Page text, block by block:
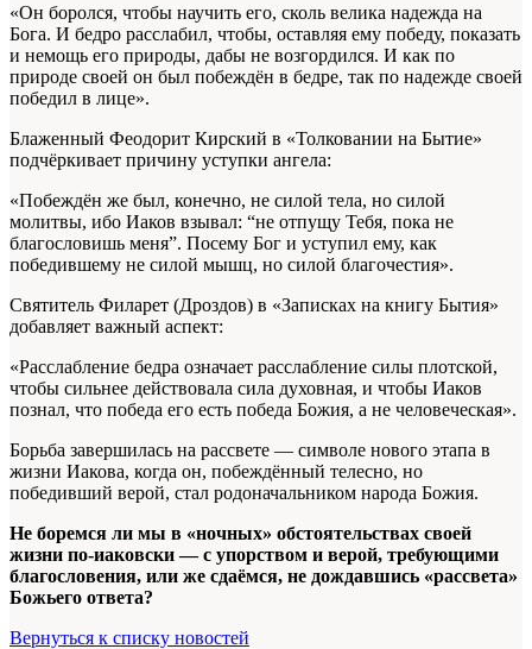
«Он боролся, чтобы научить его, сколь велика надежда на
Бога. И бедро расслабил, чтобы, оставляя ему победу, показать
и немощь его природы, дабы не возгордился. И как по
природе своей он был побеждён в бедре, так по надежде своей
победил в лице».
Блаженный Феодорит Кирский в «Толковании на Бытие»
подчёркивает причину уступки ангела:
«Побеждён же был, конечно, не силой тела, но силой
молитвы, ибо Иаков взывал: “не отпущу Тебя, пока не
благословишь меня”. Посему Бог и уступил ему, как
победившему не силой мышц, но силой благочестия».
Святитель Филарет (Дроздов) в «Записках на книгу Бытия»
добавляет важный аспект:
«Расслабление бедра означает расслабление силы плотской,
чтобы сильнее действовала сила духовная, и чтобы Иаков
познал, что победа его есть победа Божия, а не человеческая».
Борьба завершилась на рассвете — символе нового этапа в
жизни Иакова, когда он, побеждённый телесно, но
победивший верой, стал родоначальником народа Божия.
Не боремся ли мы в «ночных» обстоятельствах своей
жизни по-иаковски — с упорством и верой, требующими
благословения, или же сдаёмся, не дождавшись «рассвета»
Божьего ответа?
Вернуться к списку новостей